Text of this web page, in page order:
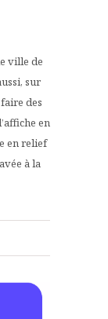
ville de
sur
des
en
en relief
à la